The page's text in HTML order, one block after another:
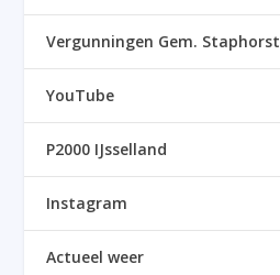
Vergunningen Gem. Staphorst
YouTube
P2000 IJsselland
Instagram
Actueel weer